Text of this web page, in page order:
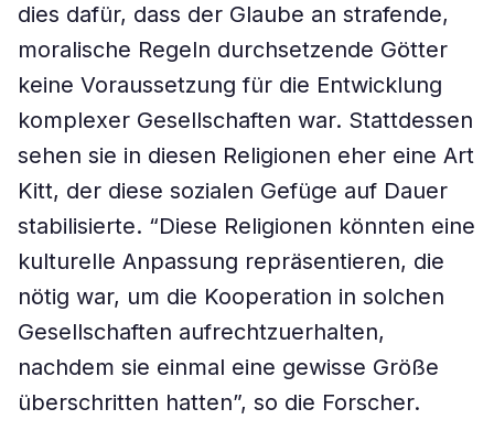
dies dafür, dass der Glaube an strafende,
moralische Regeln durchsetzende Götter
keine Voraussetzung für die Entwicklung
komplexer Gesellschaften war. Stattdessen
sehen sie in diesen Religionen eher eine Art
Kitt, der diese sozialen Gefüge auf Dauer
stabilisierte. “Diese Religionen könnten eine
kulturelle Anpassung repräsentieren, die
nötig war, um die Kooperation in solchen
Gesellschaften aufrechtzuerhalten,
nachdem sie einmal eine gewisse Größe
überschritten hatten”, so die Forscher.